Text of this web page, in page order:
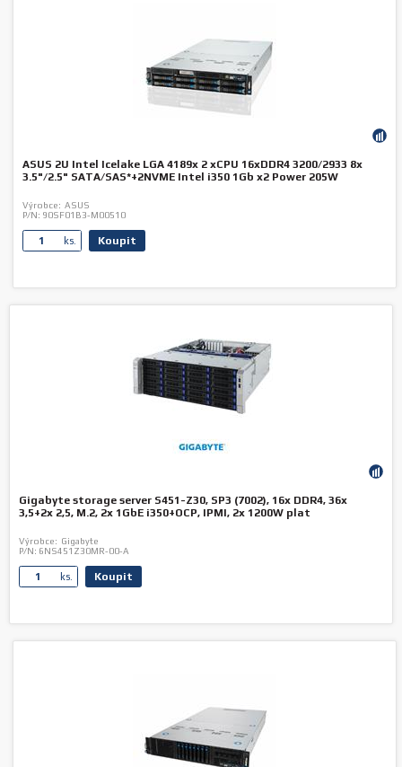
ASUS 2U Intel Icelake LGA 4189x 2 xCPU 16xDDR4 3200/2933 8x
3.5"/2.5" SATA/SAS*+2NVME Intel i350 1Gb x2 Power 205W
Výrobce: ASUS
P/N: 90SF01B3-M00510
ks. Koupit
Gigabyte storage server S451-Z30, SP3 (7002), 16x DDR4, 36x
3,5+2x 2,5, M.2, 2x 1GbE i350+OCP, IPMI, 2x 1200W plat
Výrobce: Gigabyte
P/N: 6NS451Z30MR-00-A
ks. Koupit